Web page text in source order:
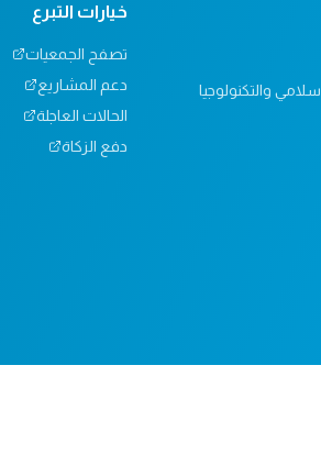
والتكنولوجيا
خيارات التبرع
تصفح الجمعيات
دعم المشاريع
الحالات العاجلة
دفع الزكاة